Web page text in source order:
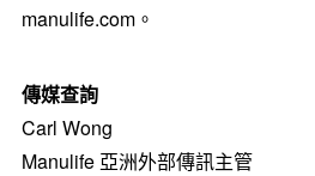
manulife.com。
傳媒查詢
Carl Wong
Manulife 亞洲外部傳訊主管